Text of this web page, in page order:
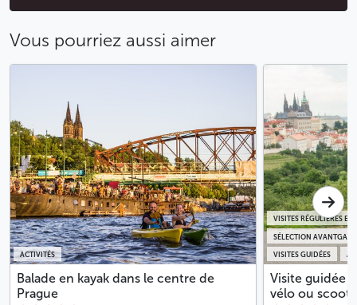
Vous pourriez aussi aimer
ACTIVITÉS
Balade en kayak dans le centre de
Prague
VISITES GUIDÉES
SÉLECTION
VISITES RÉGULIÈRES EN
Visite guidée
vélo ou